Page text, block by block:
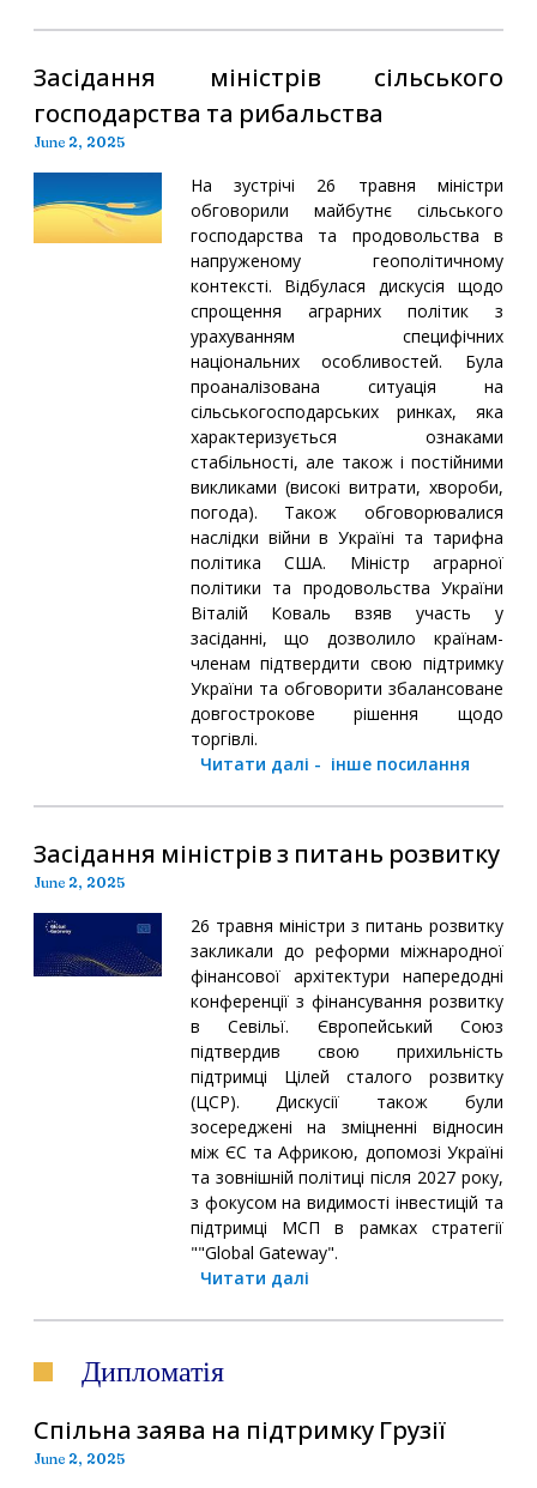
Засідання міністрів сільського
господарства та рибальства
June 2, 2025
На зустрічі 26 травня міністри
обговорили майбутнє сільського
господарства та продовольства в
напруженому геополітичному
контексті. Відбулася дискусія щодо
спрощення аграрних політик з
урахуванням специфічних
національних особливостей. Була
проаналізована ситуація на
сільськогосподарських ринках, яка
характеризується ознаками
стабільності, але також і постійними
викликами (високі витрати, хвороби,
погода). Також обговорювалися
наслідки війни в Україні та тарифна
політика США. Міністр аграрної
політики та продовольства України
Віталій Коваль взяв участь у
засіданні, що дозволило країнам-
членам підтвердити свою підтримку
України та обговорити збалансоване
довгострокове рішення щодо
торгівлі.
Читати далі - інше посилання
Засідання міністрів з питань розвитку
June 2, 2025
26 травня міністри з питань розвитку
закликали до реформи міжнародної
фінансової архітектури напередодні
конференції з фінансування розвитку
в Севільї. Європейський Союз
підтвердив свою прихильність
підтримці Цілей сталого розвитку
(ЦСР). Дискусії також були
зосереджені на зміцненні відносин
між ЄС та Африкою, допомозі Україні
та зовнішній політиці після 2027 року,
з фокусом на видимості інвестицій та
підтримці МСП в рамках стратегії
""Global Gateway".
Читати далі
Дипломатія
Спільна заява на підтримку Грузії
June 2, 2025